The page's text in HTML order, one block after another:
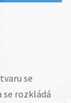
se
se rozkládá